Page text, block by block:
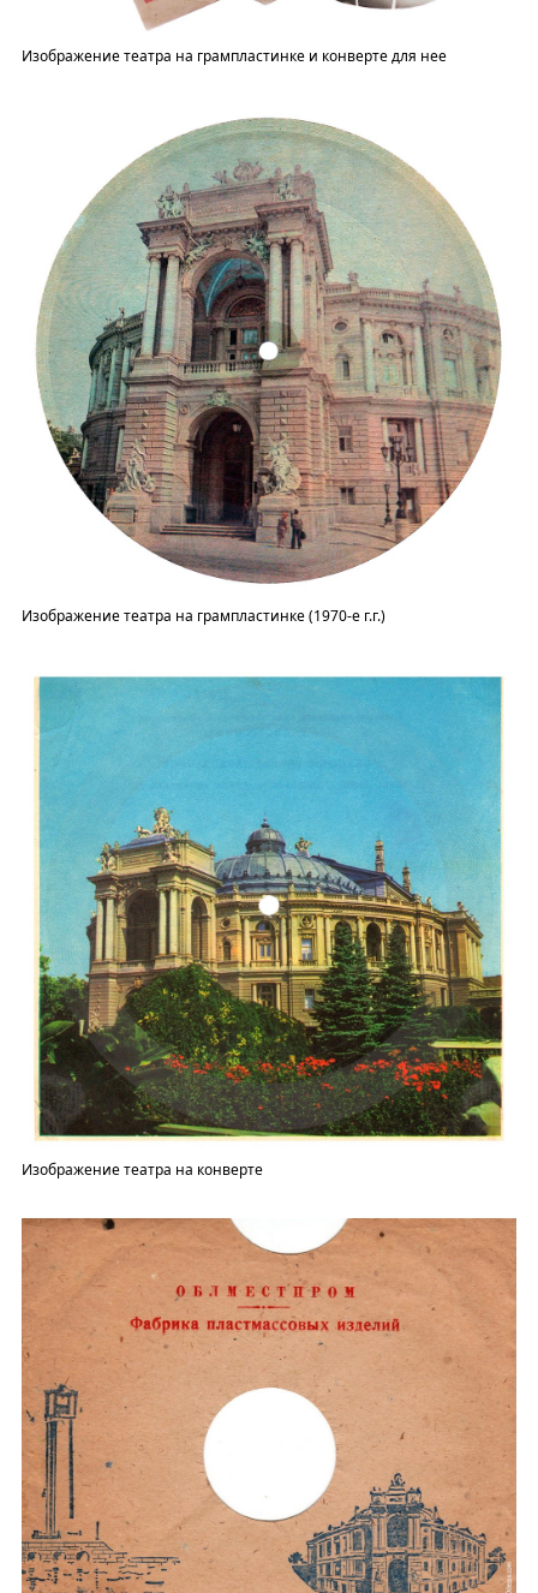
Изображение театра на грампластинке и конверте для нее
Изображение театра на грампластинке (1970-е г.г.)
Изображение театра на конверте